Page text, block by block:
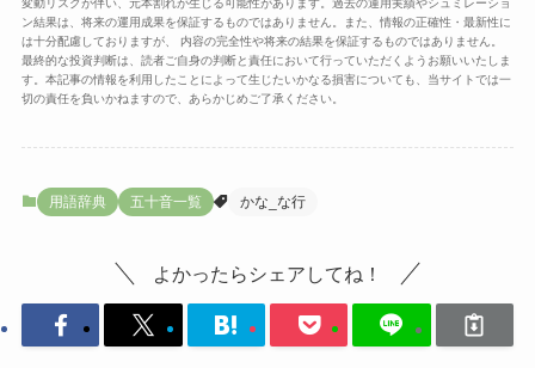
変動リスクが伴い、元本割れが生じる可能性があります。過去の運用実績やシュミレーショ
ン結果は、将来の運用成果を保証するものではありません。また、情報の正確性・最新性に
は十分配慮しておりますが、 内容の完全性や将来の結果を保証するものではありません。
最終的な投資判断は、読者ご自身の判断と責任において行っていただくようお願いいたしま
す。本記事の情報を利用したことによって生じたいかなる損害についても、当サイトでは一
切の責任を負いかねますので、あらかじめご了承ください。
用語辞典 五十音一覧 かな_な行
よかったらシェアしてね！